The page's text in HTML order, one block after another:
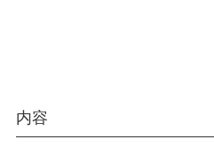
内容